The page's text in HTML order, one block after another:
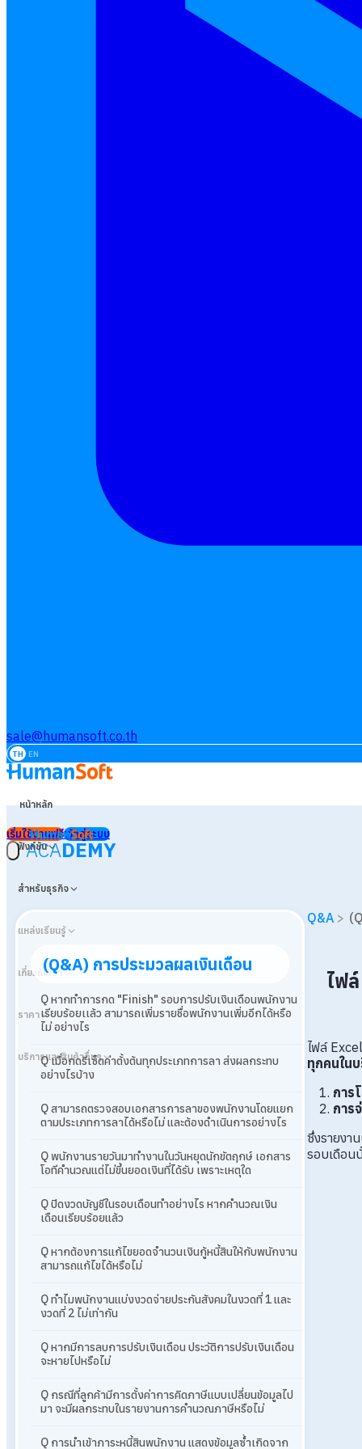
sale@humansoft.co.th
TH EN
หน้าหลัก
ฟังก์ชัน
สำหรับธุรกิจ
แหล่งเรียนรู้
เกี่ยวกับเรา
ราคา
บริการและสินค้าอื่นๆ
เริ่มใช้งานฟรีเข้าสู่ระบบ
ACADEMY
(Q&A) การประมวลผลเงินเดือน
Q หากทำการกด "Finish" รอบการปรับเงินเดือนพนักงาน
เรียบร้อยเเล้ว สามารถเพิ่มรายชื่อพนักงานเพิ่มอีกได้หรือ
ไม่ อย่างไร
Q เมื่อกดรีเซ็ตค่าตั้งต้นทุกประเภทการลา ส่งผลกระทบ
อย่างไรบ้าง
Q สามารถตรวจสอบเอกสารการลาของพนักงานโดยแยก
ตามประเภทการลาได้หรือไม่ และต้องดำเนินการอย่างไร
Q พนักงานรายวันมาทำงานในวันหยุดนักขัตฤกษ์ เอกสาร
โอทีคำนวณแต่ไม่ขึ้นยอดเงินที่ได้รับ เพราะเหตุใด
Q ปิดงวดบัญชีในรอบเดือนทำอย่างไร หากคำนวณเงิน
เดือนเรียบร้อยแล้ว
Q หากต้องการแก้ไขยอดจำนวนเงินกู้หนี้สินให้กับพนักงาน
สามารถแก้ไขได้หรือไม่
Q ทำไมพนักงานแบ่งงวดจ่ายประกันสังคมในงวดที่ 1 และ
งวดที่ 2 ไม่เท่ากัน
Q หากมีการลบการปรับเงินเดือน ประวัติการปรับเงินเดือน
จะหายไปหรือไม่
Q กรณีที่ลูกค้ามีการตั้งค่าการคิดภาษีแบบเปลี่ยนข้อมูลไป
มา จะมีผลกระทบในรายงานการคำนวณภาษีหรือไม่
Q การนำเข้าภาระหนี้สินพนักงาน แสดงข้อมูลซ้ำเกิดจาก
Q&A >
ไฟ
ไฟล์
ทุกคนใน
การ
การ
ซึ่งรายงา
รอบเดือน